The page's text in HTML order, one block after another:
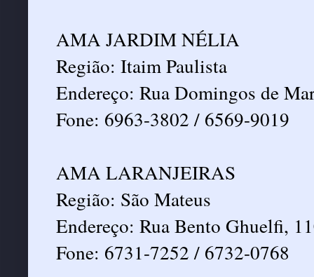
AMA JARDIM NÉLIA
Região: Itaim Paulista
Endereço: Rua Domingos de
Fone: 6963-3802 / 6569-9019
AMA LARANJEIRAS
Região: São Mateus
Endereço: Rua Bento Ghuelfi,
Fone: 6731-7252 / 6732-0768